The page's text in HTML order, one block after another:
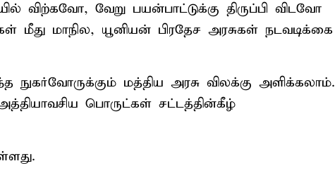
வேறு பயன்பாட்டுக்கு திருப்பி விடவோ
மீது மாநில, யூனியன் பிரதேச அரசுகள் நடவடிக்கை
நுகர்வோருக்கும் மத்திய அரசு விலக்கு அளிக்கலாம்.
பொருட்கள் சட்டத்தின்கீழ்